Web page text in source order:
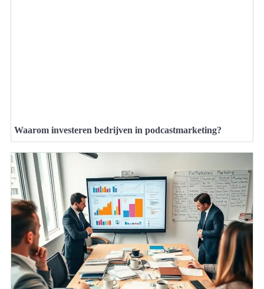
Waarom investeren bedrijven in podcastmarketing?